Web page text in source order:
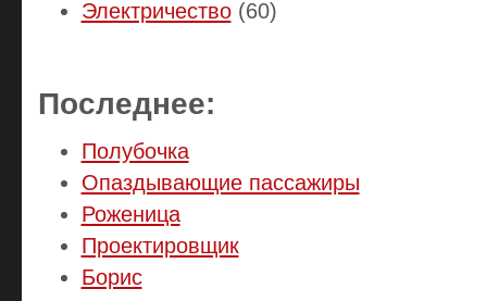
Электричество(60)
Последнее:
Полубочка
Опаздывающие пассажиры
Роженица
Проектировщик
Борис